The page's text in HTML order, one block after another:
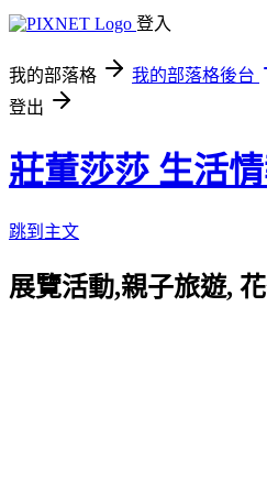
登入
我的部落格 我的部落格後台
登出
莊董莎莎 生活
跳到主文
展覽活動,親子旅遊,